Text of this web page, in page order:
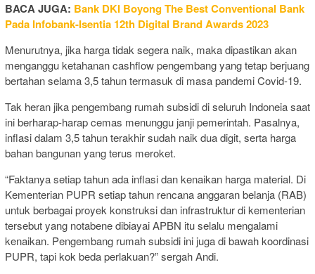
BACA JUGA: Bank DKI Boyong The Best Conventional Bank
Pada Infobank-Isentia 12th Digital Brand Awards 2023
Menurutnya, jika harga tidak segera naik, maka dipastikan akan
menganggu ketahanan cashflow pengembang yang tetap berjuang
bertahan selama 3,5 tahun termasuk di masa pandemi Covid-19.
Tak heran jika pengembang rumah subsidi di seluruh Indoneia saat
ini berharap-harap cemas menunggu janji pemerintah. Pasalnya,
inflasi dalam 3,5 tahun terakhir sudah naik dua digit, serta harga
bahan bangunan yang terus meroket.
“Faktanya setiap tahun ada inflasi dan kenaikan harga material. Di
Kementerian PUPR setiap tahun rencana anggaran belanja (RAB)
untuk berbagai proyek konstruksi dan infrastruktur di kementerian
tersebut yang notabene dibiayai APBN itu selalu mengalami
kenaikan. Pengembang rumah subsidi ini juga di bawah koordinasi
PUPR, tapi kok beda perlakuan?” sergah Andi.